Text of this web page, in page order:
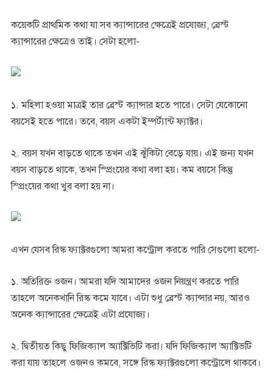
কয়েকটি প্রাথমিক কথা যা সব ক্যান্সারের ক্ষেত্রেই প্রযোজ্য, ব্রেস্ট
ক্যান্সারের ক্ষেত্রেও তাই। সেটা হলো-
১. মহিলা হওয়া মাত্রই তার ব্রেস্ট ক্যান্সার হতে পারে। সেটা যেকোনো
বয়সেই হতে পারে। তবে, বয়স একটা ইম্পর্ট্যান্ট ফ্যাক্টর।
২. বয়স যখন বাড়তে থাকে তখন এই ঝুঁকিটা বেড়ে যায়। এই জন্য যখন
বয়স বাড়তে থাকে, তখন স্প্রিংয়ের কথা বলা হয়। কম বয়সে কিন্তু
স্প্রিংয়ের কথা খুব বলা হয় না।
এখন যেসব রিস্ক ফ্যাক্টরগুলো আমরা কন্ট্রোল করতে পারি সেগুলো হলো-
১. অতিরিক্ত ওজন। আমরা যদি আমাদের ওজন নিয়ন্ত্রণ করতে পারি
তাহলে অনেকখানি রিস্ক কমে যাবে। এটা শুধু ব্রেস্ট ক্যান্সার নয়, আরও
অনেক ক্যান্সারের ক্ষেত্রেই এটা প্রযোজ্য।
২. দ্বিতীয়ত কিছু ফিজিক্যাল অ্যাক্টিভিটি করা। যদি ফিজিক্যাল অ্যাক্টিভটি
করা যায় তাহলে ওজনও কমবে, সঙ্গে রিস্ক ফ্যাক্টরগুলো কন্ট্রোলে থাকবে।